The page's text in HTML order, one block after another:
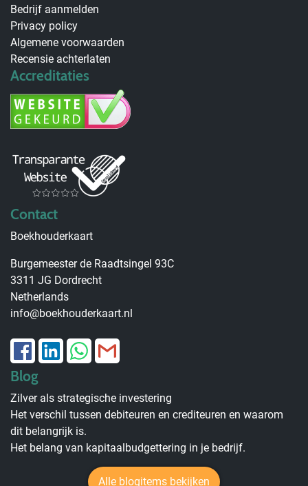
Bedrijf aanmelden
Privacy policy
Algemene voorwaarden
Recensie achterlaten
Accreditaties
Contact
Boekhouderkaart
Burgemeester de Raadtsingel 93C
3311 JG Dordrecht
Netherlands
info@boekhouderkaart.nl
Blog
Zilver als strategische investering
Het verschil tussen debiteuren en crediteuren en waarom
dit belangrijk is.
Het belang van kapitaalbudgettering in je bedrijf.
Alle blogitems bekijken